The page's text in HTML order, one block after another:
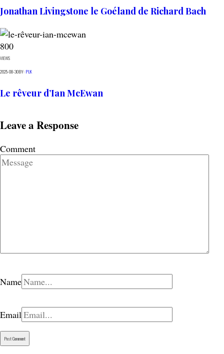
Jonathan Livingstone le Goéland de Richard Bach
800
VIEWS
2025-08-30BY: PLK
Le rêveur d’Ian McEwan
Leave a Response
Comment
Name
Email